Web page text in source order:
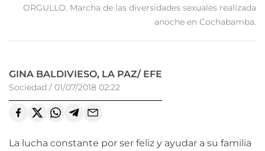
ORGULLO. Marcha de las diversidades sexuales realizada
anoche en Cochabamba.
GINA BALDIVIESO, LA PAZ/ EFE
Sociedad / 01/07/2018 02:22
La lucha constante por ser feliz y ayudar a su familia